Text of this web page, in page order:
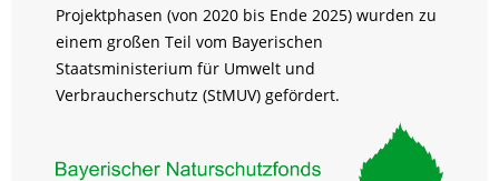
Projektphasen (von 2020 bis Ende 2025) wurden zu
einem großen Teil vom Bayerischen
Staatsministerium für Umwelt und
Verbraucherschutz (StMUV) gefördert.